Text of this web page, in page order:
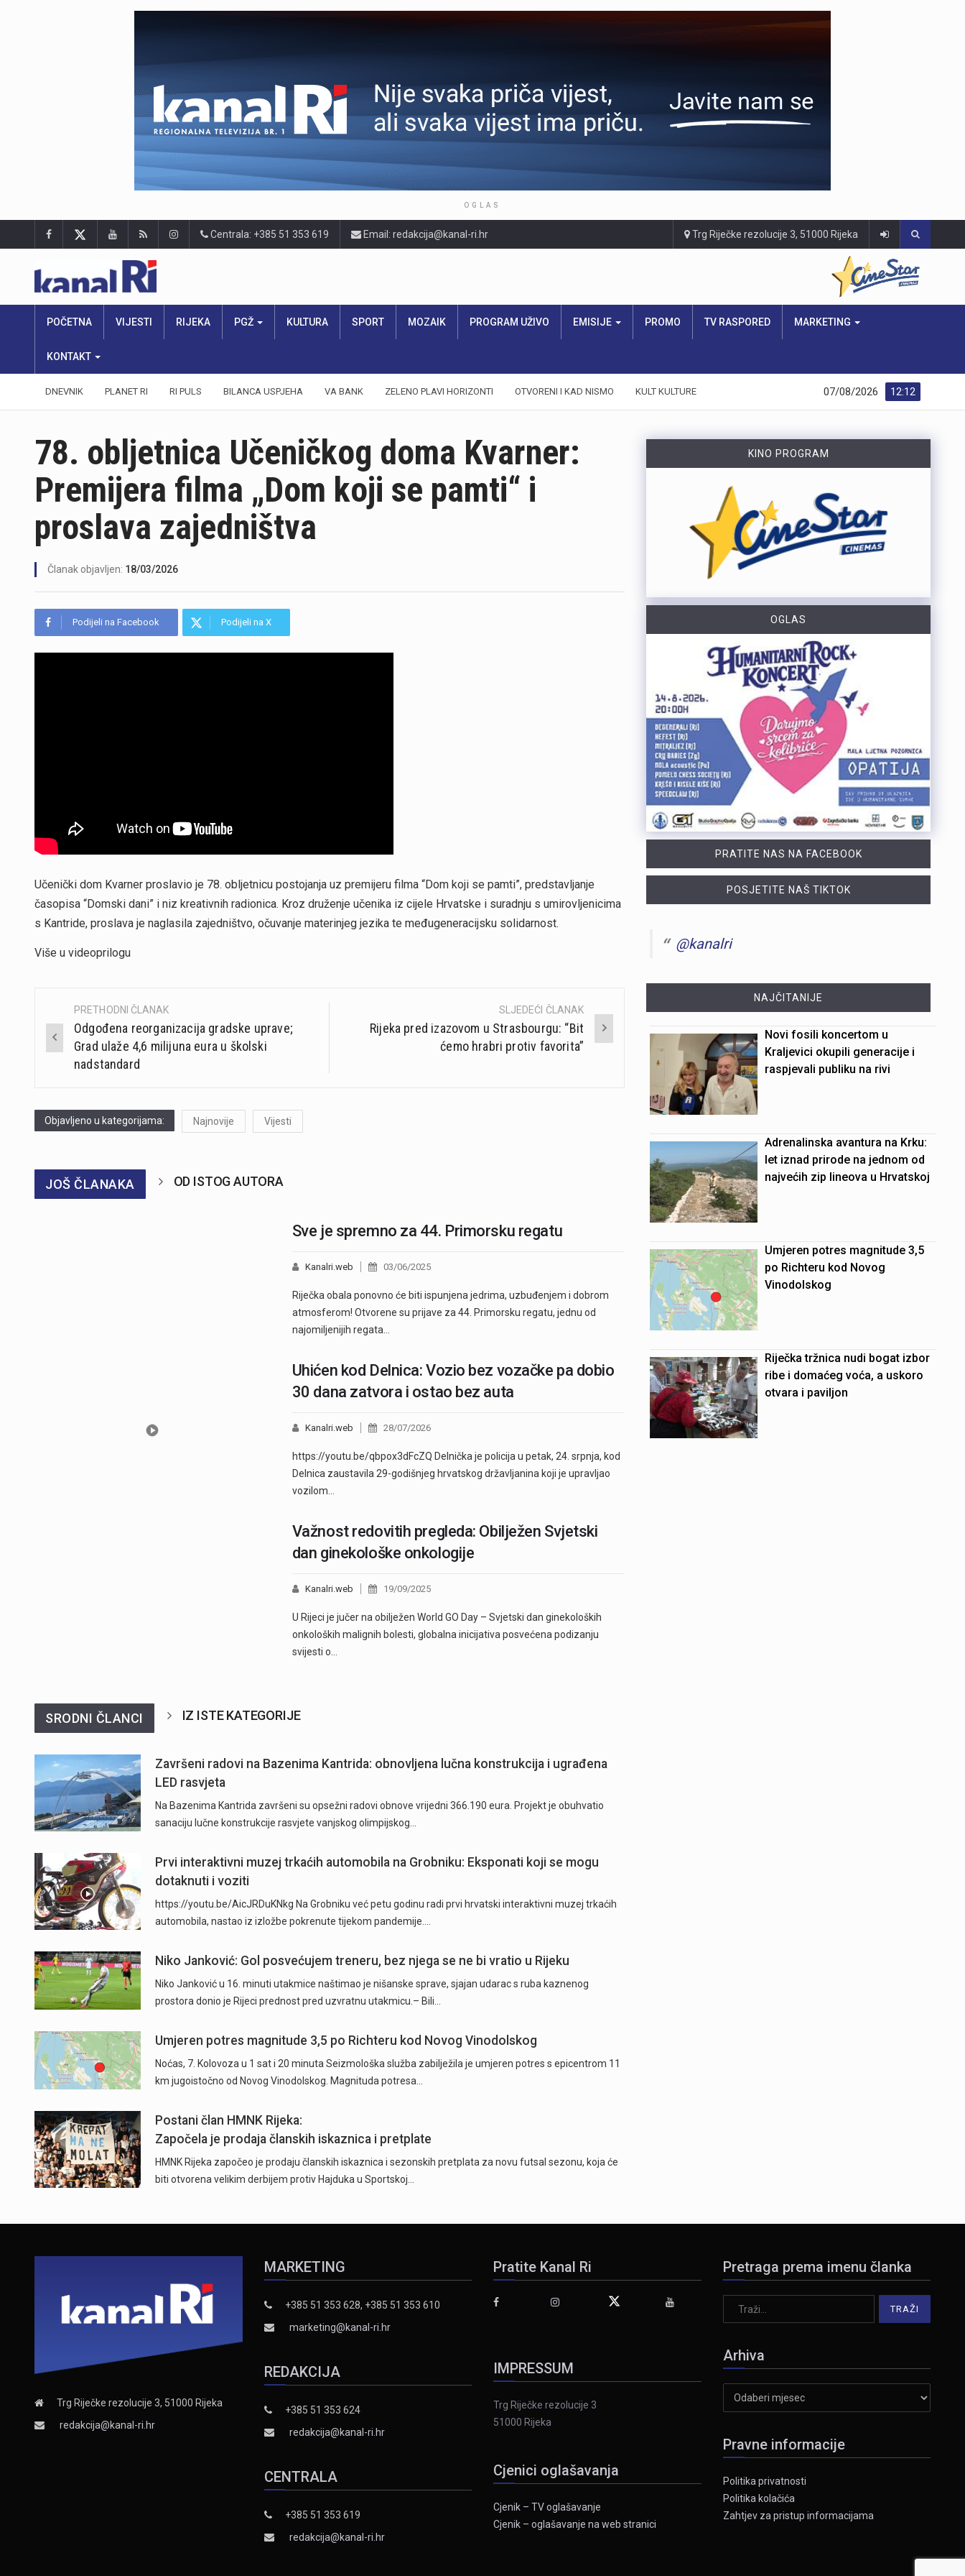
OGLAS
Centrala: +385 51 353 619 Email: redakcija@kanal-ri.hr Trg Riječke rezolucije 3, 51000 Rijeka
POČETNA VIJESTI RIJEKA PGŽ KULTURA SPORT MOZAIK PROGRAM UŽIVO EMISIJE PROMO TV RASPORED MARKETING
KONTAKT
DNEVNIK PLANET RI RI PULS BILANCA USPJEHA VA BANK ZELENO PLAVI HORIZONTI OTVORENI I KAD NISMO KULT KULTURE 12:12
07/08/2026
78. obljetnica Učeničkog doma Kvarner:
Premijera filma „Dom koji se pamti“ i
proslava zajedništva
Članak objavljen: 18/03/2026
Podijeli na Facebook Podijeli na X
Učenički dom Kvarner proslavio je 78. obljetnicu postojanja uz premijeru filma “Dom koji se pamti”, predstavljanje
časopisa “Domski dani” i niz kreativnih radionica. Kroz druženje učenika iz cijele Hrvatske i suradnju s umirovljenicima
s Kantride, proslava je naglasila zajedništvo, očuvanje materinjeg jezika te međugeneracijsku solidarnost.
Više u videoprilogu
Post
navigation
PRETHODNI ČLANAK
Odgođena reorganizacija gradske uprave;
Grad ulaže 4,6 milijuna eura u školski
nadstandard
SLJEDEĆI ČLANAK
Rijeka pred izazovom u Strasbourgu: “Bit
ćemo hrabri protiv favorita”
Objavljeno u kategorijama: Najnovije Vijesti
JOŠ ČLANAKA OD ISTOG AUTORA
Sve je spremno za 44. Primorsku regatu
Kanalri.web 03/06/2025
Riječka obala ponovno će biti ispunjena jedrima, uzbuđenjem i dobrom
atmosferom! Otvorene su prijave za 44. Primorsku regatu, jednu od
najomiljenijih regata…
Uhićen kod Delnica: Vozio bez vozačke pa dobio
30 dana zatvora i ostao bez auta
Kanalri.web 28/07/2026
https://youtu.be/qbpox3dFcZQ Delnička je policija u petak, 24. srpnja, kod
Delnica zaustavila 29-godišnjeg hrvatskog državljanina koji je upravljao
vozilom…
Važnost redovitih pregleda: Obilježen Svjetski
dan ginekološke onkologije
Kanalri.web 19/09/2025
U Rijeci je jučer na obilježen World GO Day – Svjetski dan ginekoloških
onkoloških malignih bolesti, globalna inicijativa posvećena podizanju
svijesti o…
SRODNI ČLANCI IZ ISTE KATEGORIJE
Završeni radovi na Bazenima Kantrida: obnovljena lučna konstrukcija i ugrađena
LED rasvjeta
Na Bazenima Kantrida završeni su opsežni radovi obnove vrijedni 366.190 eura. Projekt je obuhvatio
sanaciju lučne konstrukcije rasvjete vanjskog olimpijskog…
Prvi interaktivni muzej trkaćih automobila na Grobniku: Eksponati koji se mogu
dotaknuti i voziti
https://youtu.be/AicJRDuKNkg Na Grobniku već petu godinu radi prvi hrvatski interaktivni muzej trkaćih
automobila, nastao iz izložbe pokrenute tijekom pandemije.…
Niko Janković: Gol posvećujem treneru, bez njega se ne bi vratio u Rijeku
Niko Janković u 16. minuti utakmice naštimao je nišanske sprave, sjajan udarac s ruba kaznenog
prostora donio je Rijeci prednost pred uzvratnu utakmicu.– Bili…
Umjeren potres magnitude 3,5 po Richteru kod Novog Vinodolskog
Noćas, 7. Kolovoza u 1 sat i 20 minuta Seizmološka služba zabilježila je umjeren potres s epicentrom 11
km jugoistočno od Novog Vinodolskog. Magnituda potresa…
Započela je prodaja
članskih iskaznica i
pretplate" />
Postani član HMNK Rijeka:
Započela je prodaja članskih iskaznica i pretplate
HMNK Rijeka započeo je prodaju članskih iskaznica i sezonskih pretplata za novu futsal sezonu, koja će
biti otvorena velikim derbijem protiv Hajduka u Sportskoj…
KINO PROGRAM
OGLAS
PRATITE NAS NA FACEBOOK
POSJETITE NAŠ TIKTOK
@kanalri
NAJČITANIJE
Novi fosili koncertom u
Kraljevici okupili generacije i
raspjevali publiku na rivi
Adrenalinska avantura na Krku:
let iznad prirode na jednom od
najvećih zip lineova u Hrvatskoj
Umjeren potres magnitude 3,5
po Richteru kod Novog
Vinodolskog
Riječka tržnica nudi bogat izbor
ribe i domaćeg voća, a uskoro
otvara i paviljon
Trg Riječke rezolucije 3, 51000 Rijeka
redakcija@kanal-ri.hr
MARKETING
+385 51 353 628, +385 51 353 610
marketing@kanal-ri.hr
REDAKCIJA
+385 51 353 624
redakcija@kanal-ri.hr
CENTRALA
+385 51 353 619
redakcija@kanal-ri.hr
Pratite Kanal Ri
IMPRESSUM
Trg Riječke rezolucije 3
51000 Rijeka
Cjenici oglašavanja
Cjenik – TV oglašavanje
Cjenik – oglašavanje na web stranici
Pretraga prema imenu članka
Arhiva
Pravne informacije
Politika privatnosti
Politika kolačića
Zahtjev za pristup informacijama